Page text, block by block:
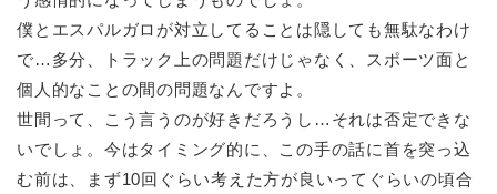
僕とエスパルガロが対立してることは隠しても無駄なわけ
で…多分、トラック上の問題だけじゃなく、スポーツ面と
個人的なことの間の問題なんですよ。
世間って、こう言うのが好きだろうし…それは否定できな
いでしょ。今はタイミング的に、この手の話に首を突っ込
む前は、まず10回ぐらい考えた方が良いってぐらいの頃合